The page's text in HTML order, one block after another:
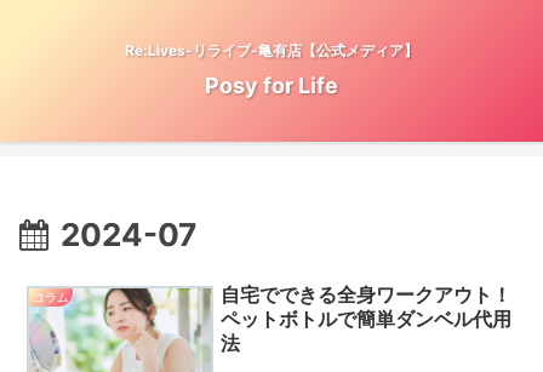
Re:Lives-リライブ-亀有店【公式メディア】
Posy for Life
2024-07
コラム
自宅でできる全身ワークアウト！
ペットボトルで簡単ダンベル代用
法